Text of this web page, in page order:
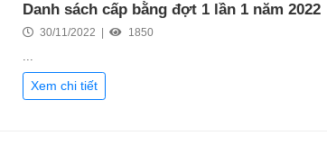
Danh sách cấp bằng đợt 1 lần 1 năm 2022
30/11/2022 | 1850
...
Xem chi tiết